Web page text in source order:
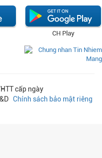
CH Play
cấp ngày
Chính sách bảo mật riêng